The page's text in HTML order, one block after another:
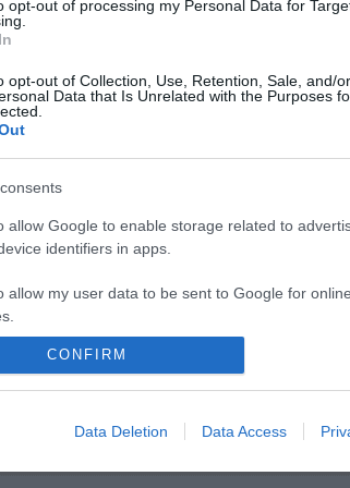
opt-out of processing my Personal Data for
opt-out of Collection, Use, Retention, Sale, and/
Data that Is Unrelated with the Purposes
allow Google to enable storage related to
identifiers in apps.
allow my user data to be sent to Google for
allow Google to send me personalized advertising.
identifiers in apps.
CONFIRM
Data Deletion Data Access
írások:
Gwen Stefani kislánya!
már a kórházban várja babája érkezését!
terhesen tenisz meccsen drukkolt
retteg az elhízástól